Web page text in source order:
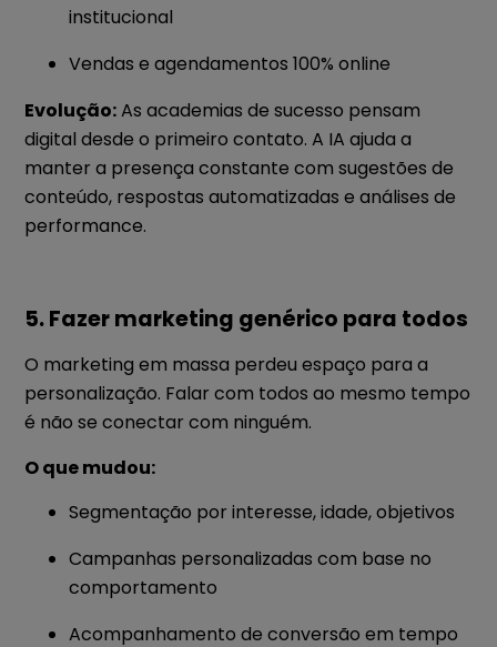
institucional
Vendas e agendamentos 100% online
Evolução:As academias de sucesso pensam
digital desde o primeiro contato. A IA ajuda a
manter a presença constante com sugestões de
conteúdo, respostas automatizadas e análises de
performance.
5. Fazer marketing genérico para todos
O marketing em massa perdeu espaço para a
personalização. Falar com todos ao mesmo tempo
é não se conectar com ninguém.
O que mudou:
Segmentação por interesse, idade, objetivos
Campanhas personalizadas com base no
comportamento
Acompanhamento de conversão em tempo